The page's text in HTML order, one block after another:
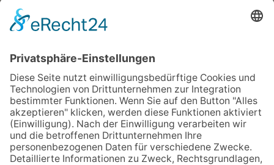
Öffnungszeiten
Apotheken Notdienst:
Bereitschaftsdienste